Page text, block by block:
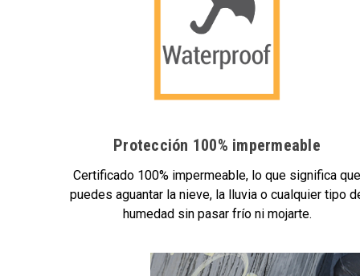
Protección 100% impermeable
Certificado 100% impermeable, lo que significa que
puedes aguantar la nieve, la lluvia o cualquier tipo
humedad sin pasar frío ni mojarte.